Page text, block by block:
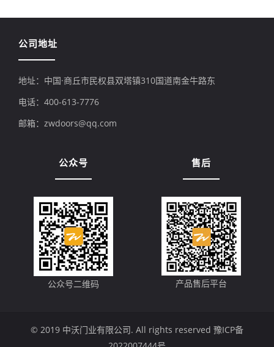
公司地址
地址：中国·商丘市民权县双塔镇310国道南金牛路东
电话：400-613-7776
邮箱：zwdoors@qq.com
公众号
公众号二维码
售后
产品售后平台
© 2019 中沃门业有限公司. All rights reserved 豫ICP备